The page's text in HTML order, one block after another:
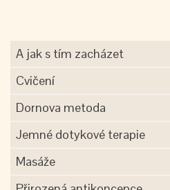
A jak s tím zacházet
Cvičení
Dornova metoda
Jemné dotykové terapie
Masáže